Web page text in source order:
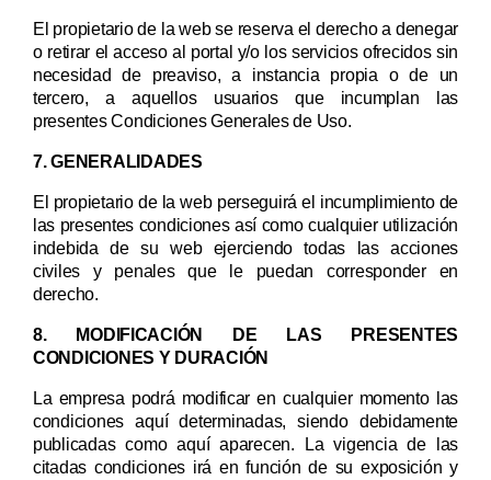
El propietario de la web se reserva el derecho a denegar
o retirar el acceso al portal y/o los servicios ofrecidos sin
necesidad de preaviso, a instancia propia o de un
tercero, a aquellos usuarios que incumplan las
presentes Condiciones Generales de Uso.
7. GENERALIDADES
El propietario de la web perseguirá el incumplimiento de
las presentes condiciones así como cualquier utilización
indebida de su web ejerciendo todas las acciones
civiles y penales que le puedan corresponder en
derecho.
8. MODIFICACIÓN DE LAS PRESENTES
CONDICIONES Y DURACIÓN
La empresa podrá modificar en cualquier momento las
condiciones aquí determinadas, siendo debidamente
publicadas como aquí aparecen. La vigencia de las
citadas condiciones irá en función de su exposición y